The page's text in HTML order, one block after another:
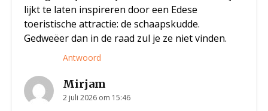
lijkt te laten inspireren door een Edese
toeristische attractie: de schaapskudde.
Gedweëer dan in de raad zul je ze niet vinden.
Antwoord
Mirjam
2 juli 2026 om 15:46